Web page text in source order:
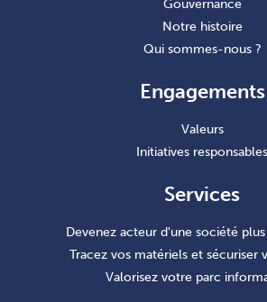
Gouvernance
Notre histoire
Qui sommes-nous ?
Engagements
Valeurs
Initiatives responsables
Services
Devenez acteur d'une société
Tracez vos matériels et sécuriser
Valorisez votre parc